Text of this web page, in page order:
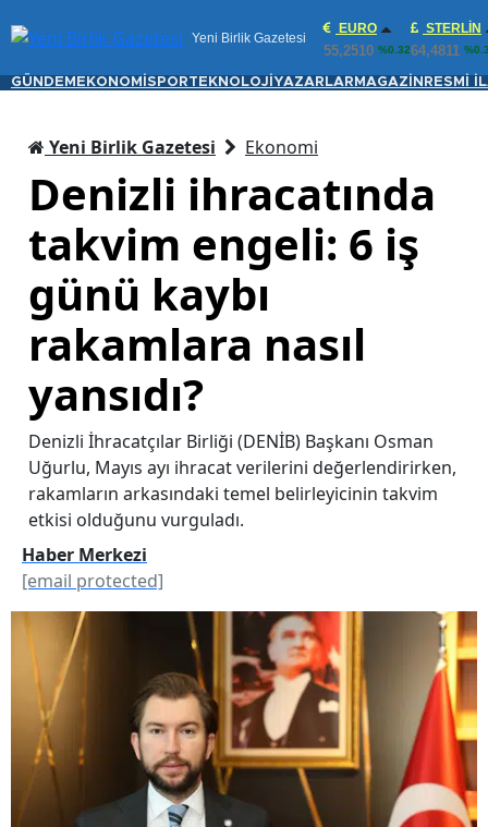
Yeni Birlik Gazetesi
EURO
55,2510 %0.32
STERLIN
64,4811
GÜNDEM EKONOMİ SPORTEKNOLOJİ YAZARLAR MAGAZİN RESMİ
Yeni Birlik Gazetesi Ekonomi
Denizli ihracatında
takvim engeli: 6 iş
günü kaybı
rakamlara nasıl
yansıdı?
Denizli İhracatçılar Birliği (DENİB) Başkanı Osman
Uğurlu, Mayıs ayı ihracat verilerini değerlendirirken,
rakamların arkasındaki temel belirleyicinin takvim
etkisi olduğunu vurguladı.
Haber Merkezi
[email protected]